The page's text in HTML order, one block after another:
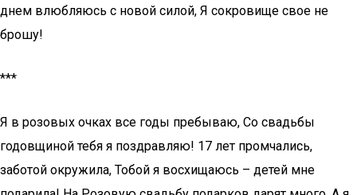
днем влюбляюсь с новой силой, Я сокровище свое не
брошу!
***
Я в розовых очках все годы пребываю, Со свадьбы
годовщиной тебя я поздравляю! 17 лет промчались,
заботой окружила, Тобой я восхищаюсь – детей мне